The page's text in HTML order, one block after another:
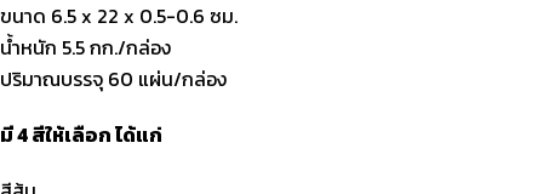
ขนาด 6.5 x 22 x 0.5-0.6 ซม.
น้ำหนัก 5.5 กก./กล่อง
ปริมาณบรรจุ 60 แผ่น/กล่อง
มี 4 สีให้เลือก ได้แก่